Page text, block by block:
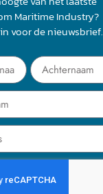
Maritime Industry?
voor de nieuwsbrief.